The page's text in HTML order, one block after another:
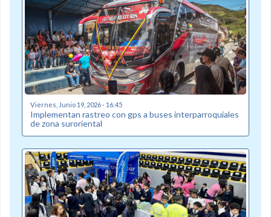
Viernes, Junio 19, 2026 - 16:45
Implementan rastreo con gps a buses interparroquiales
de zona suroriental